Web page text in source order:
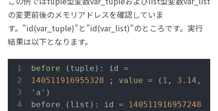
の変更前後のメモリアドレスを確認していま
す。”id(var_tuple)”と”id(var_list)”のところです。実行
結果は以下となります。
before
140511916955328 ; value = ( 1 , 3 . 14
'a' )
before (list): id =
140511916957248